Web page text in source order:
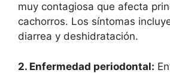
muy contagiosa que afecta
cachorros. Los síntomas
diarrea y deshidratación.
2. Enfermedad periodontal: